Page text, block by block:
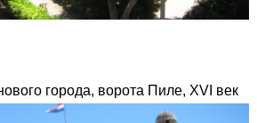
города, ворота Пиле, XVI век